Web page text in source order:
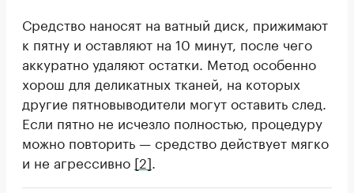
Средство наносят на ватный диск, прижимают
к пятну и оставляют на 10 минут, после чего
аккуратно удаляют остатки. Метод особенно
хорош для деликатных тканей, на которых
другие пятновыводители могут оставить след.
Если пятно не исчезло полностью, процедуру
можно повторить — средство действует мягко
и не агрессивно [2].